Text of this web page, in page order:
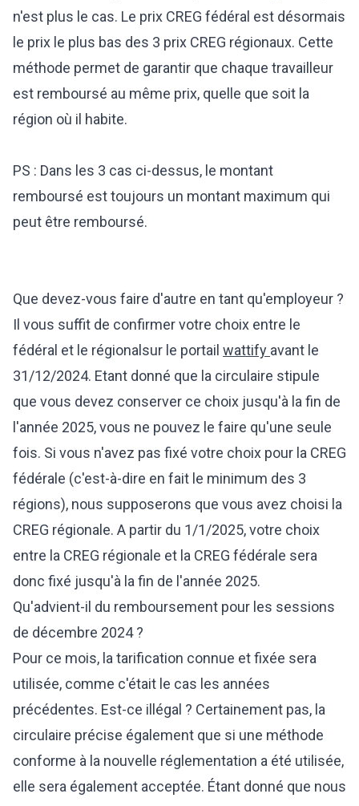
n'est plus le cas. Le prix CREG fédéral est désormais
le prix le plus bas des 3 prix CREG régionaux. Cette
méthode permet de garantir que chaque travailleur
est remboursé au même prix, quelle que soit la
région où il habite.
PS : Dans les 3 cas ci-dessus, le montant
remboursé est toujours un montant maximum qui
peut être remboursé.
Que devez-vous faire d'autre en tant qu'employeur ?
Il vous suffit de confirmer votre choix entre le
fédéral et le régional sur le portail wattify avant le
31/12/2024. Etant donné que la circulaire stipule
que vous devez conserver ce choix jusqu'à la fin de
l'année 2025, vous ne pouvez le faire qu'une seule
fois. Si vous n'avez pas fixé votre choix pour la CREG
fédérale (c'est-à-dire en fait le minimum des 3
régions), nous supposerons que vous avez choisi la
CREG régionale. A partir du 1/1/2025, votre choix
entre la CREG régionale et la CREG fédérale sera
donc fixé jusqu'à la fin de l'année 2025.
Qu'advient-il du remboursement pour les sessions
de décembre 2024 ?
Pour ce mois, la tarification connue et fixée sera
utilisée, comme c'était le cas les années
précédentes. Est-ce illégal ? Certainement pas, la
circulaire précise également que si une méthode
conforme à la nouvelle réglementation a été utilisée,
elle sera également acceptée. Étant donné que nous